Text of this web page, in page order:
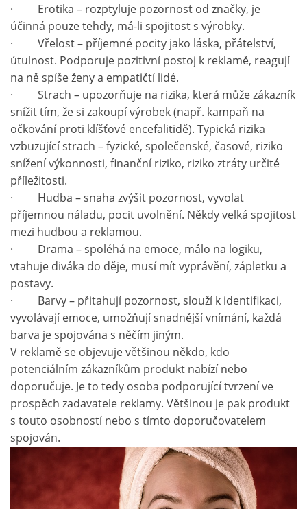
· Erotika – rozptyluje pozornost od značky, je
účinná pouze tehdy, má-li spojitost s výrobky.
· Vřelost – příjemné pocity jako láska, přátelství,
útulnost. Podporuje pozitivní postoj k reklamě, reagují
na ně spíše ženy a empatičtí lidé.
· Strach – upozorňuje na rizika, která může zákazník
snížit tím, že si zakoupí výrobek (např. kampaň na
očkování proti klíšťové encefalitidě). Typická rizika
vzbuzující strach – fyzické, společenské, časové, riziko
snížení výkonnosti, finanční riziko, riziko ztráty určité
příležitosti.
· Hudba – snaha zvýšit pozornost, vyvolat
příjemnou náladu, pocit uvolnění. Někdy velká spojitost
mezi hudbou a reklamou.
· Drama – spoléhá na emoce, málo na logiku,
vtahuje diváka do děje, musí mít vyprávění, zápletku a
postavy.
· Barvy – přitahují pozornost, slouží k identifikaci,
vyvolávají emoce, umožňují snadnější vnímání, každá
barva je spojována s něčím jiným.
V reklamě se objevuje většinou někdo, kdo
potenciálním zákazníkům produkt nabízí nebo
doporučuje. Je to tedy osoba podporující tvrzení ve
prospěch zadavatele reklamy. Většinou je pak produkt
s touto osobností nebo s tímto doporučovatelem
spojován.